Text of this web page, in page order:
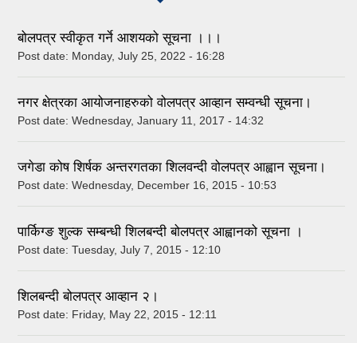
बोलपत्र स्वीकृत गर्ने आशयको सूचना ।।।
Post date: Monday, July 25, 2022 - 16:28
नगर क्षेत्रका आयोजनाहरुको वोलपत्र आव्हान सम्वन्धी सूचना।
Post date: Wednesday, January 11, 2017 - 14:32
जगेडा कोष शिर्षक अन्तरगतका शिलवन्दी वोलपत्र आह्वान सूचना।
Post date: Wednesday, December 16, 2015 - 10:53
पार्किग्ङ शुल्क सम्बन्धी शिलबन्दी बोलपत्र आह्वानको सूचना ।
Post date: Tuesday, July 7, 2015 - 12:10
शिलबन्दी बोलपत्र आव्हान २।
Post date: Friday, May 22, 2015 - 12:11